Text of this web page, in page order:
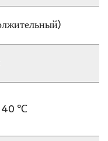
40 ℃